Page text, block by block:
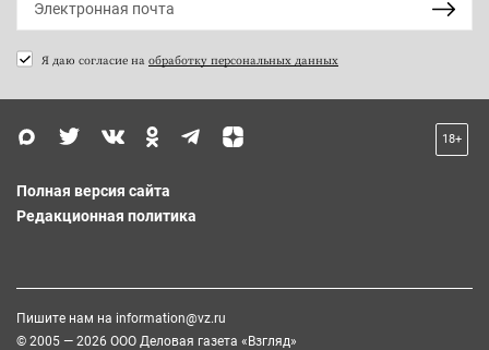
Я даю согласие на обработку персональных данных
18+
Полная версия сайта
Редакционная политика
Пишите нам на information@vz.ru
© 2005 — 2026 ООО Деловая газета «Взгляд»